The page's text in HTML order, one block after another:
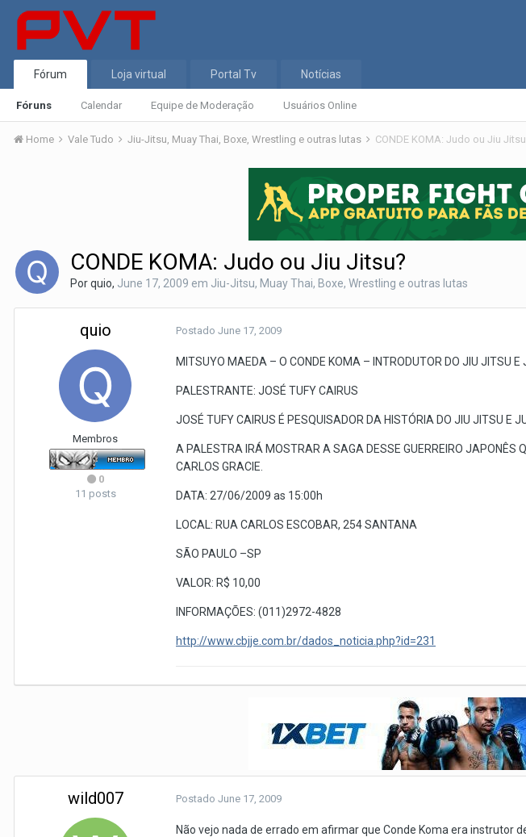
Fórum
Fóruns Calendar Equipe de Moderação Usuários Online
Loja virtual Portal Tv Notícias
Home Vale Tudo Jiu-Jitsu, Muay Thai, Boxe, Wrestling e outras lutas CONDE KOMA: Judo ou Jiu
CONDE KOMA: Judo ou Jiu Jitsu?
Porquio, June 17, 2009 em Jiu-Jitsu, Muay Thai, Boxe, Wrestling e outras lutas
quio
Membros
0
11 posts
Postado June 17, 2009
MITSUYO MAEDA – O CONDE KOMA – INTRODUTOR DO JIU JITSU E
PALESTRANTE: JOSÉ TUFY CAIRUS
JOSÉ TUFY CAIRUS É PESQUISADOR DA HISTÓRIA DO JIU JITSU E
A PALESTRA IRÁ MOSTRAR A SAGA DESSE GUERREIRO JAPONÊS
CARLOS GRACIE.
DATA: 27/06/2009 as 15:00h
LOCAL: RUA CARLOS ESCOBAR, 254 SANTANA
SÃO PAULO –SP
VALOR: R$ 10,00
INFORMAÇÕES: (011)2972-4828
http://www.cbjje.com.br/dados_noticia.php?id=231
wild007 Postado June 17, 2009
Não vejo nada de errado em afirmar que Conde Koma era instrutor